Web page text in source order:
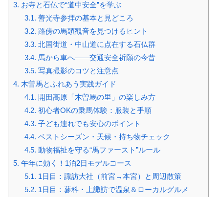
3. お寺と石仏で“道中安全”を学ぶ
3.1. 善光寺参拝の基本と見どころ
3.2. 路傍の馬頭観音を見つけるヒント
3.3. 北国街道・中山道に点在する石仏群
3.4. 馬から車へ――交通安全祈願の今昔
3.5. 写真撮影のコツと注意点
4. 木曽馬とふれあう実践ガイド
4.1. 開田高原「木曽馬の里」の楽しみ方
4.2. 初心者OKの乗馬体験：服装と手順
4.3. 子ども連れでも安心のポイント
4.4. ベストシーズン・天候・持ち物チェック
4.5. 動物福祉を守る“馬ファースト”ルール
5. 午年に効く！1泊2日モデルコース
5.1. 1日目：諏訪大社（前宮→本宮）と周辺散策
5.2. 1日目：蓼科・上諏訪で温泉＆ローカルグルメ